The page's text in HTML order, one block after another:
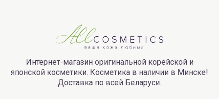
Интернет-магазин оригинальной корейской и
японской косметики. Косметика в наличии в Минске!
Доставка по всей Беларуси.